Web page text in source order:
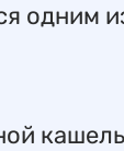
одним